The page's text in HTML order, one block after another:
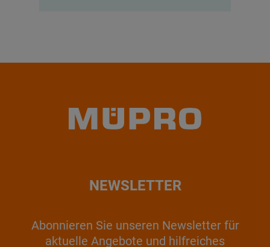
NEWSLETTER
Abonnieren Sie unseren Newsletter für
aktuelle Angebote und hilfreiches